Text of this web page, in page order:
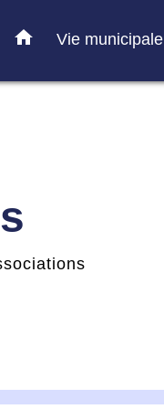
home Vie municipale